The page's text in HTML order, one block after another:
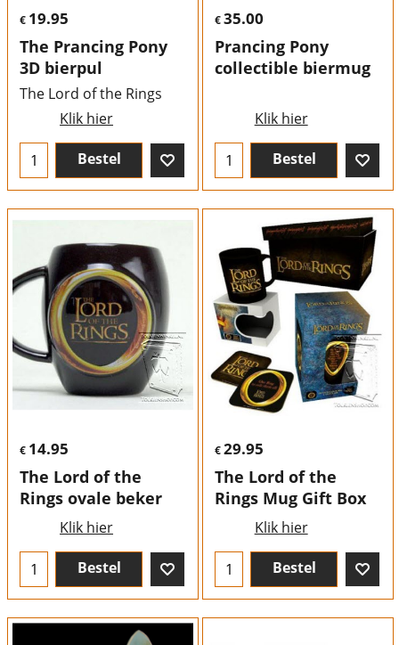
€ 19.95
The Prancing Pony
3D bierpul
The Lord of the Rings
Klik hier
Bestel
€35.00
Prancing Pony
collectible biermug
Klik hier
Bestel
€ 14.95
The Lord of the
Rings ovale beker
Klik hier
Bestel
€29.95
The Lord of the
Rings Mug Gift Box
Klik hier
Bestel